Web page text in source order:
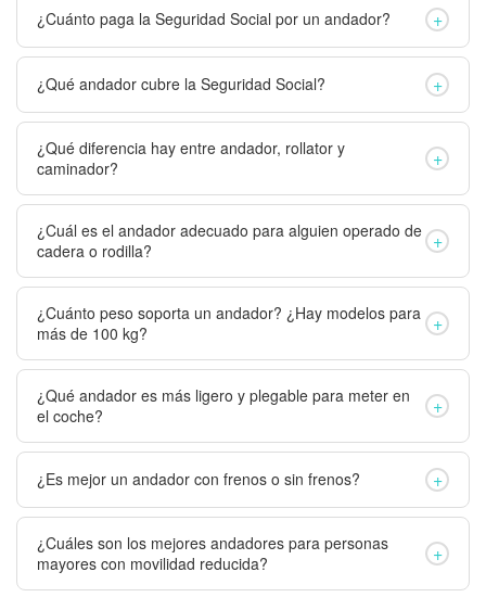
¿Cuánto paga la Seguridad Social por un andador? +
¿Qué andador cubre la Seguridad Social? +
¿Qué diferencia hay entre andador, rollator y
caminador?
+
¿Cuál es el andador adecuado para alguien operado de
cadera o rodilla?
+
¿Cuánto peso soporta un andador? ¿Hay modelos para
más de 100 kg?
+
¿Qué andador es más ligero y plegable para meter en
el coche?
+
¿Es mejor un andador con frenos o sin frenos? +
¿Cuáles son los mejores andadores para personas
mayores con movilidad reducida?
+